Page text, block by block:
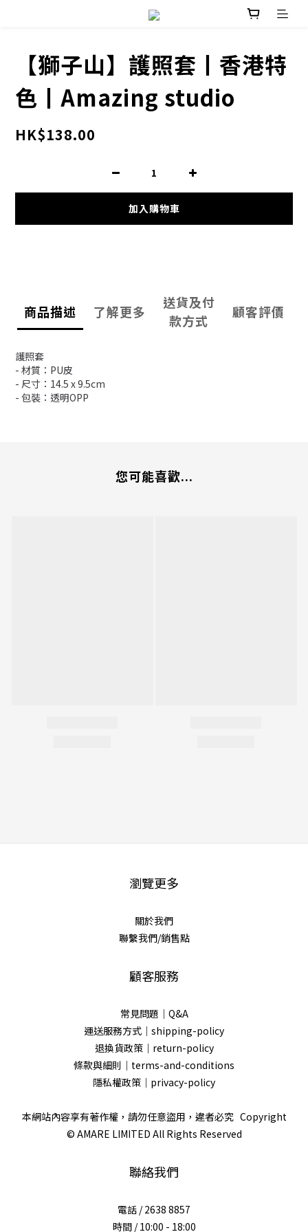
【獅子山】護照套丨香港特
色丨Amazing studio
HK$138.00
加入購物車
商品描述 了解更多
送貨及付
款方式
顧客評價
護照套
- 材質：PU皮
- 尺寸：14.5 x 9.5cm
- 包裝：透明OPP
您可能喜歡...
瀏覽更多
關於我們
聯繫我們/銷售點
顧客服務
常見問題｜Q&A
運送服務方式｜shipping-policy
退換貨政策｜return-policy
條款與細則｜terms-and-conditions
隱私權政策｜privacy-policy
本網站內容享有著作權，請勿任意盜用，違者必究 Copyright
© AMARE LIMITED All Rights Reserved
聯絡我們
電話 / 2638 8857
時間 / 10:00 - 18:00